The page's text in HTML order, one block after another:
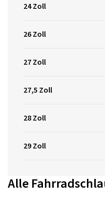
24 Zoll
26 Zoll
27 Zoll
27,5 Zoll
28 Zoll
29 Zoll
Alle